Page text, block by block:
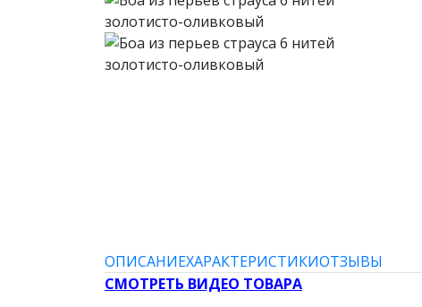
ОПИСАНИЕХАРАКТЕРИСТИКИОТЗЫВЫ
СМОТРЕТЬ ВИДЕО ТОВАРА